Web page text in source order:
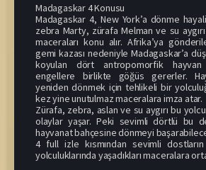
Madagaskar 4 Konusu
Madagaskar 4, New York’a dönme
zebra Marty, zürafa Melman ve su aygırı
maceraları konu alır. Afrika’ya
gemi kazası nedeniyle Madagaskar’a
koyulan dört antropomorfik hayvan
engellere birlikte göğüs gererler.
yeniden dönmek için tehlikeli bir
kez yine unutulmaz maceralara imza atar.
Zürafa, zebra, aslan ve su aygırı bu
olaylar yaşar. Peki sevimli dörtlü bu
hayvanat bahçesine dönmeyi
4 full izle kısmından sevimli dostların
yolculuklarında yaşadıkları maceralara